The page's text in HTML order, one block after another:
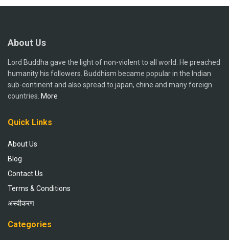
About Us
Lord Buddha gave the light of non-violent to all world. He preached
humanity his followers. Buddhism became popular in the Indian
sub-continent and also spread to japan, chine and many foreign
countries. More
Quick Links
About Us
Blog
Contact Us
Terms & Conditions
अस्वीकरण
Categories